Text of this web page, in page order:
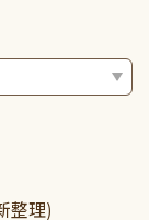
整理)